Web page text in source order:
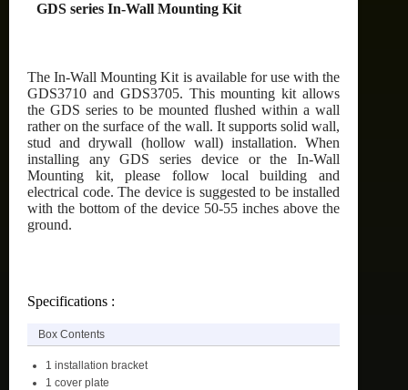
GDS series In-Wall Mounting Kit
The In-Wall Mounting Kit is available for use with the
GDS3710 and GDS3705. This mounting kit allows
the GDS series to be mounted flushed within a wall
rather on the surface of the wall. It supports solid wall,
stud and drywall (hollow wall) installation. When
installing any GDS series device or the In-Wall
Mounting kit, please follow local building and
electrical code. The device is suggested to be installed
with the bottom of the device 50-55 inches above the
ground.
Specifications :
Box Contents
1 installation bracket
1 cover plate